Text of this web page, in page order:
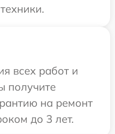
всех работ и
получите
на ремонт
до 3 лет.